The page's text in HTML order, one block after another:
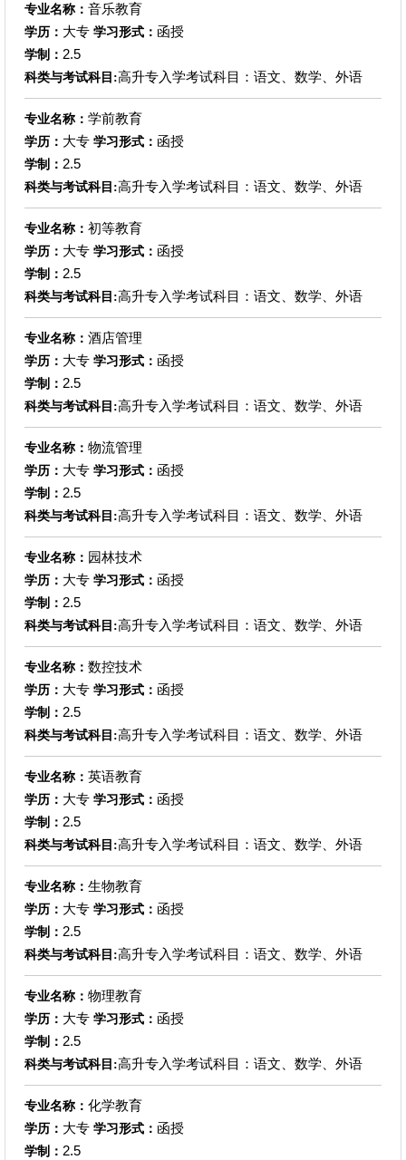
专业名称： 音乐教育
学历： 大专 学习形式： 函授
学制： 2.5
科类与考试科目:高升专入学考试科目：语文、数学、外语
专业名称： 学前教育
学历： 大专 学习形式： 函授
学制： 2.5
科类与考试科目:高升专入学考试科目：语文、数学、外语
专业名称： 初等教育
学历： 大专 学习形式： 函授
学制： 2.5
科类与考试科目:高升专入学考试科目：语文、数学、外语
专业名称： 酒店管理
学历： 大专 学习形式： 函授
学制： 2.5
科类与考试科目:高升专入学考试科目：语文、数学、外语
专业名称： 物流管理
学历： 大专 学习形式： 函授
学制： 2.5
科类与考试科目:高升专入学考试科目：语文、数学、外语
专业名称： 园林技术
学历： 大专 学习形式： 函授
学制： 2.5
科类与考试科目:高升专入学考试科目：语文、数学、外语
专业名称： 数控技术
学历： 大专 学习形式： 函授
学制： 2.5
科类与考试科目:高升专入学考试科目：语文、数学、外语
专业名称： 英语教育
学历： 大专 学习形式： 函授
学制： 2.5
科类与考试科目:高升专入学考试科目：语文、数学、外语
专业名称： 生物教育
学历： 大专 学习形式： 函授
学制： 2.5
科类与考试科目:高升专入学考试科目：语文、数学、外语
专业名称： 物理教育
学历： 大专 学习形式： 函授
学制： 2.5
科类与考试科目:高升专入学考试科目：语文、数学、外语
专业名称： 化学教育
学历： 大专 学习形式： 函授
学制： 2.5